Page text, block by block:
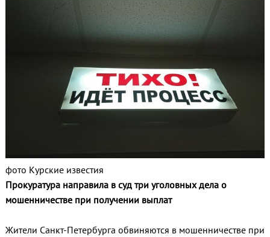
фото Курские известия
Прокуратура направила в суд три уголовных дела о
мошенничестве при получении выплат
Жители Санкт-Петербурга обвиняются в мошенничестве при